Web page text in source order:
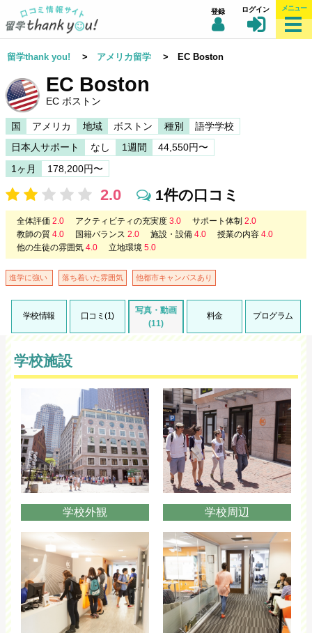
登録 ログイン メニュー
留学thank you! > アメリカ留学 > EC Boston
EC Boston
EC ボストン
国 アメリカ 地域 ボストン 種別
語学学校
日本人サポート
なし 1週間
44,550円〜
1ヶ月
178,200円〜
2.0 1件の口コミ
全体評価 2.0 アクティビティの充実度 3.0 サポート体制 2.0
教師の質 4.0 国籍バランス 2.0 施設・設備 4.0 授業の内容 4.0
他の生徒の雰囲気 4.0 立地環境 5.0
進学に強い 落ち着いた雰囲気 他都市キャンパスあり
学校情報 口コミ(1)
写真・動画
(11)
料金 プログラム
学校施設
学校外観 学校周辺